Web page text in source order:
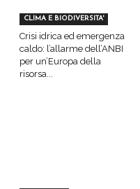
CLIMA E BIODIVERSITA'
Crisi idrica ed emergenza
caldo: l’allarme dell’ANBI
per un’Europa della
risorsa...